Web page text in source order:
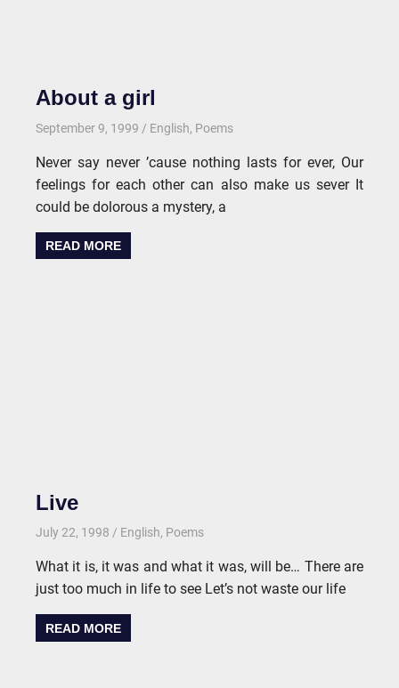
About a girl
September 9, 1999 kgk
English, Poems
Never say never ’cause nothing lasts for ever, Our
feelings for each other can also make us sever It
could be dolorous a mystery, a
READ MORE
Live
July 22, 1998 kgk
English, Poems
What it is, it was and what it was, will be… There are
just too much in life to see Let’s not waste our life
READ MORE